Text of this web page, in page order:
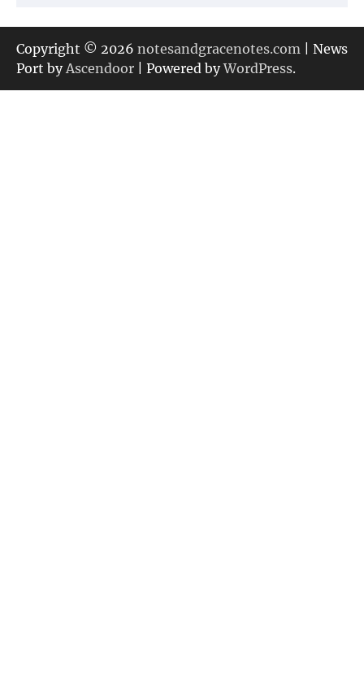
ゴ
リ
ー
Copyright © 2026 notesandgracenotes.com | News
Port byAscendoor | Powered byWordPress.